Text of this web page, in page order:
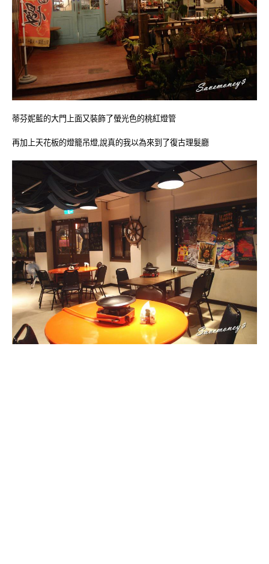
蒂芬妮藍的大門上面又裝飾了螢光色的桃紅燈管
再加上天花板的燈籠吊燈,說真的我以為來到了復古理髮廳